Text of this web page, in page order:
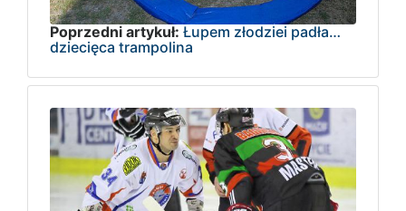
Poprzedni artykuł: Łupem złodziei padła…
dziecięca trampolina